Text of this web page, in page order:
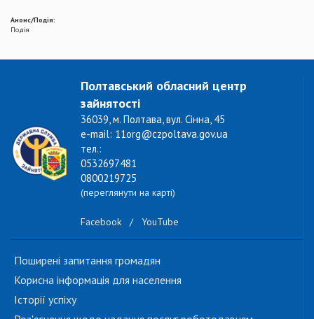
Анонс/Подія:
Подія
Полтавський обласний центр
зайнятості
36039, м. Полтава, вул. Сінна, 45
e-mail: 11org@czpoltava.gov.ua
тел.:
0532697481
0800219725
(переглянути на карті)
Facebook / YouTube
Поширені запитання громадян
Корисна інформація для населення
Історії успіху